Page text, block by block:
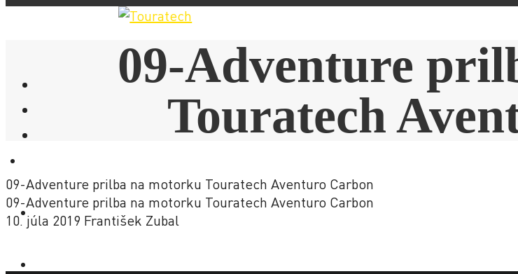
NOVINKY
09-Adventure
Touratech
09-Adventure prilba na motorku Touratech Aventuro Carbon
09-Adventure prilba na motorku Touratech Aventuro Carbon
10. júla 2019 František Zubal